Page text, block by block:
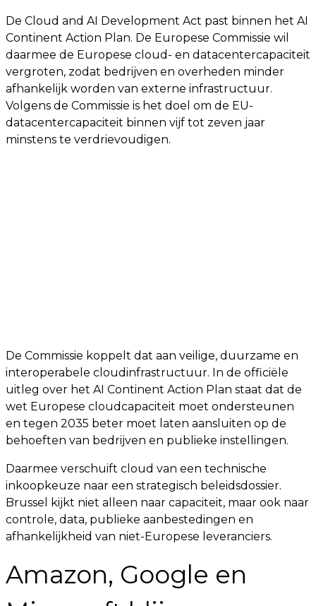
De Cloud and AI Development Act past binnen het AI
Continent Action Plan. De Europese Commissie wil
daarmee de Europese cloud- en datacentercapaciteit
vergroten, zodat bedrijven en overheden minder
afhankelijk worden van externe infrastructuur.
Volgens de Commissie is het doel om de EU-
datacentercapaciteit binnen vijf tot zeven jaar
minstens te verdrievoudigen.
De Commissie koppelt dat aan veilige, duurzame en
interoperabele cloudinfrastructuur. In de officiële
uitleg over het AI Continent Action Plan staat dat de
wet Europese cloudcapaciteit moet ondersteunen
en tegen 2035 beter moet laten aansluiten op de
behoeften van bedrijven en publieke instellingen.
Daarmee verschuift cloud van een technische
inkoopkeuze naar een strategisch beleidsdossier.
Brussel kijkt niet alleen naar capaciteit, maar ook naar
controle, data, publieke aanbestedingen en
afhankelijkheid van niet-Europese leveranciers.
Amazon, Google en